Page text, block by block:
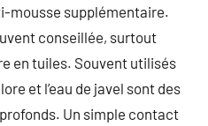
mousse supplémentaire.
conseillée, surtout
en tuiles. Souvent utilisés
et l’eau de javel sont des
Un simple contact